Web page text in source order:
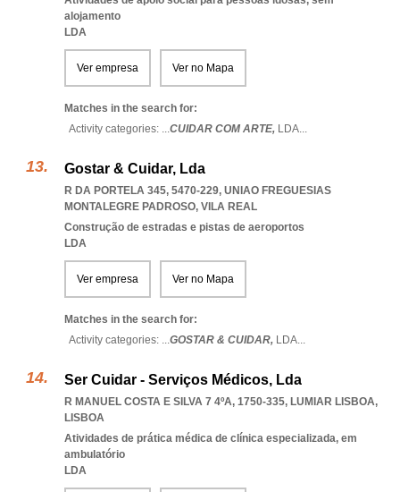
alojamento
LDA
Ver empresa Ver no Mapa
Matches in the search for:
Activity categories: ...CUIDAR COM ARTE, LDA...
Gostar & Cuidar, Lda
R DA PORTELA 345, 5470-229, UNIAO FREGUESIAS
MONTALEGRE PADROSO, VILA REAL
Construção de estradas e pistas de aeroportos
LDA
Ver empresa Ver no Mapa
Matches in the search for:
Activity categories: ...GOSTAR & CUIDAR, LDA...
Ser Cuidar - Serviços Médicos, Lda
R MANUEL COSTA E SILVA 7 4ºA, 1750-335, LUMIAR LISBOA,
LISBOA
Atividades de prática médica de clínica especializada, em
ambulatório
LDA